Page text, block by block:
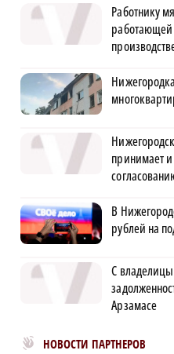
Работнику
принимает
В
рублей на
С
Арзамасе
НОВОСТИ ПАРТНЕРОВ
Новости МирТесен